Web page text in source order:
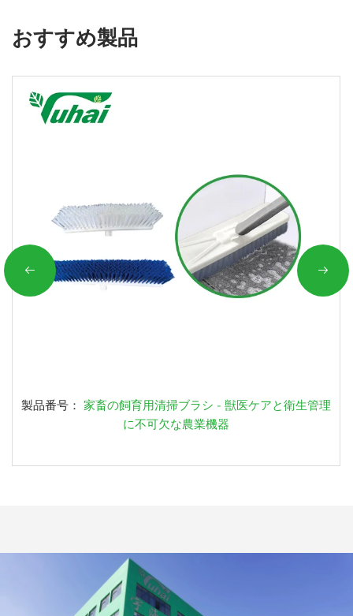
おすすめ製品
製品番号： 家畜の飼育用清掃ブラシ - 獣医ケアと衛生管理
に不可欠な農業機器